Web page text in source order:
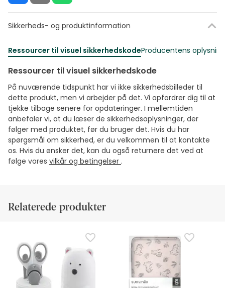
Sikkerheds- og produktinformation
Ressourcer til visuel sikkerhedskodeProducentens
Ressourcer til visuel sikkerhedskode
På nuværende tidspunkt har vi ikke sikkerhedsbilleder til
dette produkt, men vi arbejder på det. Vi opfordrer dig til at
tjekke tilbage senere for opdateringer. I mellemtiden
anbefaler vi, at du læser de sikkerhedsoplysninger, der
følger med produktet, før du bruger det. Hvis du har
spørgsmål om sikkerhed, er du velkommen til at kontakte
os. Hvis du ønsker det, kan du også returnere det ved at
følge vores vilkår og betingelser .
Relaterede produkter